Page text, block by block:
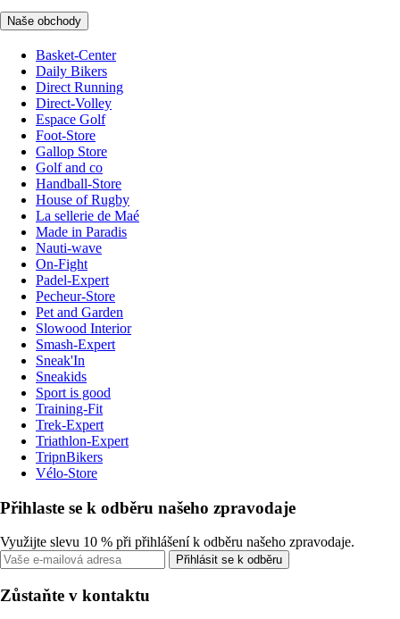
Naše obchody
Basket-Center
Daily Bikers
Direct Running
Direct-Volley
Espace Golf
Foot-Store
Gallop Store
Golf and co
Handball-Store
House of Rugby
La sellerie de Maé
Made in Paradis
Nauti-wave
On-Fight
Padel-Expert
Pecheur-Store
Pet and Garden
Slowood Interior
Smash-Expert
Sneak'In
Sneakids
Sport is good
Training-Fit
Trek-Expert
Triathlon-Expert
TripnBikers
Vélo-Store
Přihlaste se k odběru našeho zpravodaje
Využijte slevu 10 % při přihlášení k odběru našeho zpravodaje.
Přihlásit se k odběru
Zůstaňte v kontaktu